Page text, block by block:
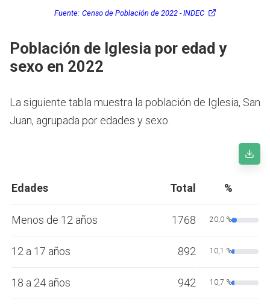
Fuente: Censo de Población de 2022 - INDEC
Población de Iglesia por edad y
sexo en 2022
La siguiente tabla muestra la población de Iglesia, San
Juan, agrupada por edades y sexo.
Edades Total %
Menos de 12 años 1768 20,0 %
12 a 17 años 892 10,1 %
18 a 24 años 942 10,7 %